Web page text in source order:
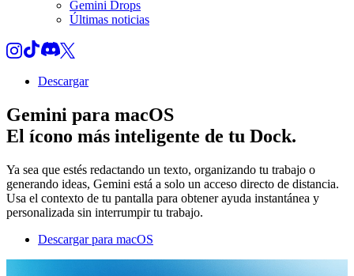
Gemini Drops
Últimas noticias
Descargar
Gemini para macOS
El ícono más inteligente de tu Dock.
Ya sea que estés redactando un texto, organizando tu trabajo o
generando ideas, Gemini está a solo un acceso directo de distancia.
Usa el contexto de tu pantalla para obtener ayuda instantánea y
personalizada sin interrumpir tu trabajo.
Descargar para macOS